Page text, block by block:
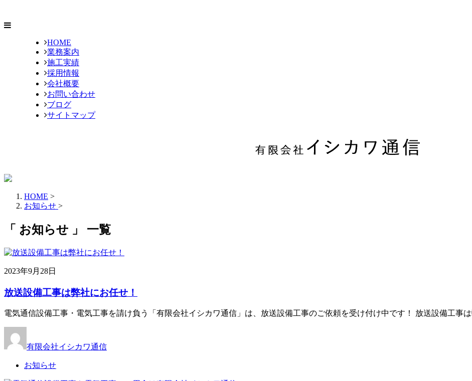
HOME
業務案内
施工実績
採用情報
会社概要
お問い合わせ
ブログ
サイトマップ
HOME >
お知らせ >
「 お知らせ 」 一覧
2023年9月28日
放送設備工事は弊社にお任せ！
電気通信設備工事・電気工事を請け負う「有限会社イシカワ通信」は、放送設備工事のご依頼を受け付け中です！ 放送設備工事
有限会社イシカワ通信
お知らせ